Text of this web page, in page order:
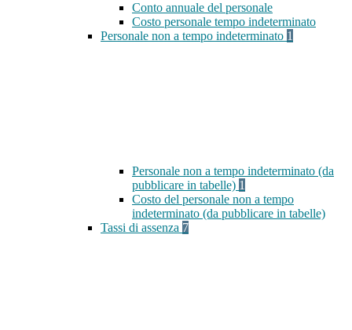
Conto annuale del personale
Costo personale tempo indeterminato
Personale non a tempo indeterminato 1
Personale non a tempo indeterminato (da
pubblicare in tabelle) 1
Costo del personale non a tempo
indeterminato (da pubblicare in tabelle)
Tassi di assenza 7